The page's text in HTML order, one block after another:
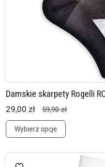
Damskie skarpety Rogelli
29,00 zł 59,90 zł
Wybierz opcje